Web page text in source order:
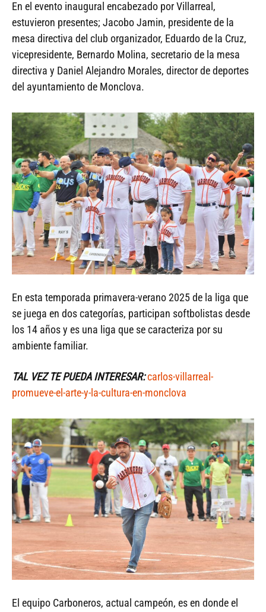
En el evento inaugural encabezado por Villarreal,
estuvieron presentes; Jacobo Jamin, presidente de la
mesa directiva del club organizador, Eduardo de la Cruz,
vicepresidente, Bernardo Molina, secretario de la mesa
directiva y Daniel Alejandro Morales, director de deportes
del ayuntamiento de Monclova.
En esta temporada primavera-verano 2025 de la liga que
se juega en dos categorías, participan softbolistas desde
los 14 años y es una liga que se caracteriza por su
ambiente familiar.
TAL VEZ TE PUEDA INTERESAR:carlos-villarreal-
promueve-el-arte-y-la-cultura-en-monclova
El equipo Carboneros, actual campeón, es en donde el